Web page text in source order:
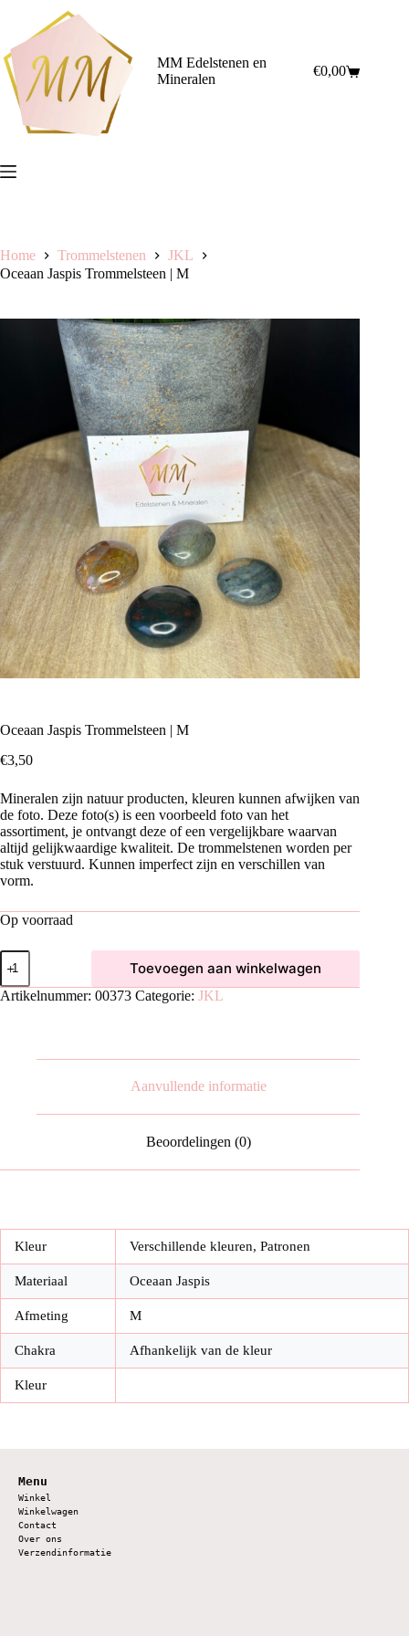
inhoud
MM Edelstenen en
Mineralen
Winkelwagen
€0,00
Home Trommelstenen
JKL
Oceaan Jaspis Trommelsteen | M
Oceaan Jaspis Trommelsteen | M
€3,50
Mineralen zijn natuur producten, kleuren kunnen afwijken van
de foto. Deze foto(s) is een voorbeeld foto van het
assortiment, je ontvangt deze of een vergelijkbare waarvan
altijd gelijkwaardige kwaliteit. De trommelstenen worden per
stuk verstuurd. Kunnen imperfect zijn en verschillen van
vorm.
Op voorraad
Oceaan
Jaspis
Trommelsteen
|
Toevoegen aan winkelwagen
Artikelnummer: 00373 Categorie: JKL
Aanvullende informatie
Beoordelingen (0)
Kleur Verschillende kleuren, Patronen
Materiaal Oceaan Jaspis
Afmeting M
Chakra Afhankelijk van de kleur
Kleur
Menu
Winkel
Winkelwagen
Contact
Over ons
Verzendinformatie